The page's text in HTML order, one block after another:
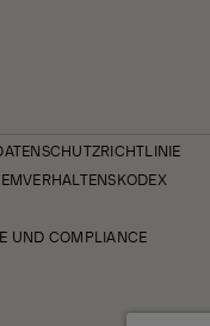
VERHALTENSKODEX
UND COMPLIANCE